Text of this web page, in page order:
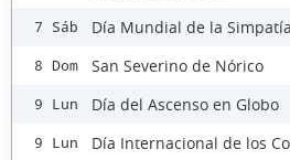
7 Sáb Día Mundial de la Simpatía
8 Dom San Severino de Nórico
9 Lun Día del Ascenso en Globo
9 Lun Día Internacional de los